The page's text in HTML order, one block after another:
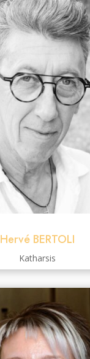
Hervé BERTOLI
Katharsis